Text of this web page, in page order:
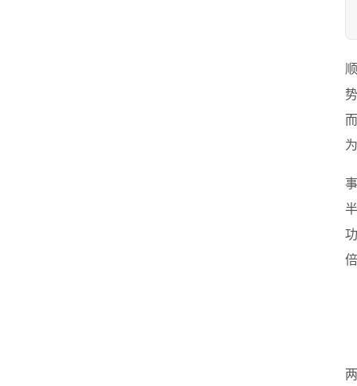
顺
势
而
为
事
半
功
倍
两